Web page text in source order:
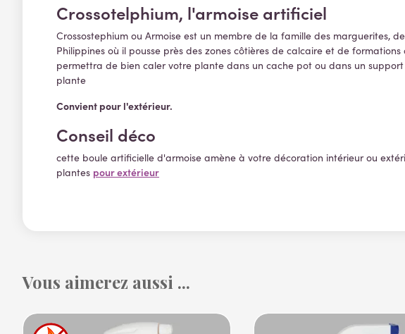
Crossotelphium, l'armoise artificiel
Crossostephium ou Armoise est un membre de la famille des marguerites,
Philippines où il pousse près des zones côtières de calcaire et de
permettra de bien caler votre plante dans un cache pot ou dans un
plante
Convient pour l'extérieur.
Conseil déco
cette boule artificielle d'armoise amène à votre décoration intérieur ou
plantes pour extérieur
Vous aimerez aussi ...